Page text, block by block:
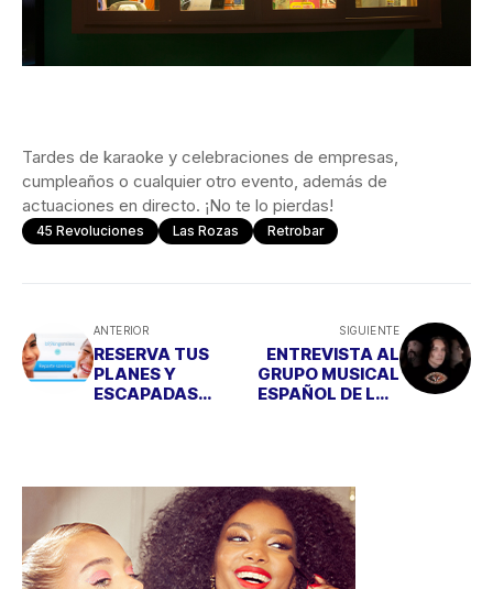
Tardes de karaoke y celebraciones de empresas,
cumpleaños o cualquier otro evento, además de
actuaciones en directo. ¡No te lo pierdas!
45 Revoluciones Las Rozas Retrobar
ANTERIOR
RESERVA TUS
PLANES Y
ESCAPADAS
SIGUIENTE
ENTREVISTA AL
GRUPO MUSICAL
ESPAÑOL DE LOS